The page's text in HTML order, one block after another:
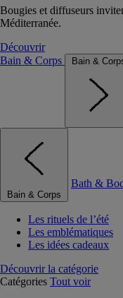
Bougies et diffuseurs
Méditerranée.
Découvrir
Bain & Corps
Bain &
Bain & Corps
Bath &
Les rituels de l’été
Les emblématiques
Les idées cadeaux
Découvrir la catégorie
Catégories Tout voir